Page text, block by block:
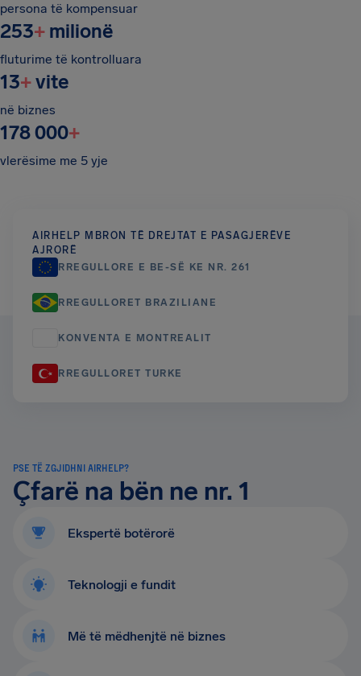
persona të kompensuar
253+ milionë
fluturime të kontrolluara
13+vite
në biznes
178 000+
vlerësime me 5 yje
AIRHELP MBRON TË DREJTAT E PASAGJERËVE
AJRORË
RREGULLORE E BE-SË KE NR. 261
RREGULLORET BRAZILIANE
KONVENTA E MONTREALIT
RREGULLORET TURKE
PSE TË ZGJIDHNI AIRHELP?
Çfarë na bën ne nr. 1
Ekspertë botërorë
Teknologji e fundit
Më të mëdhenjtë në biznes